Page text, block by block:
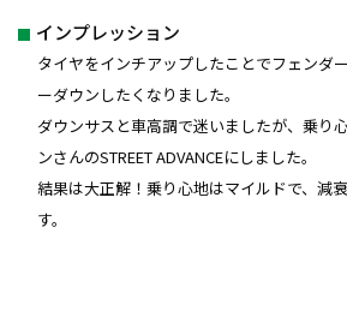
インプレッション
タイヤをインチアップしたことでフェンダ
ーダウンしたくなりました。
ダウンサスと車高調で迷いましたが、乗り
ンさんのSTREET ADVANCEにしました。
結果は大正解！乗り心地はマイルドで、減
す。